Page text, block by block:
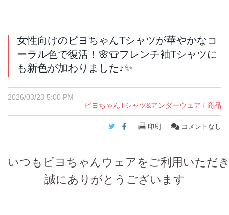
女性向けのピヨちゃんTシャツが華やかなコ
ーラル色で復活！🌸👕フレンチ袖Tシャツに
も新色が加わりました♪✨
2026/03/23 5:00 PM
ピヨちゃんTシャツ&アンダーウェア / 商品
Twitter
Facebook
印刷 コメントなし
いつもピヨちゃんウェアをご利用いただ
誠にありがとうございます